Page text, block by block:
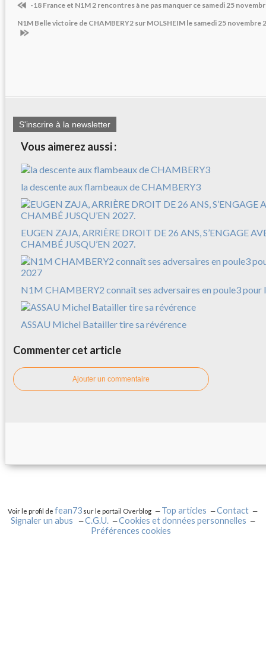
-18 France et N1M 2 rencontres à ne pas manquer ce samedi 25
N1M Belle victoire de CHAMBERY2 sur MOLSHEIM le samedi 25 novembre
S'inscrire à la newsletter
Vous aimerez aussi :
la descente aux flambeaux de CHAMBERY3
EUGEN ZAJA, ARRIÈRE DROIT DE 26 ANS, S’ENGAGE
CHAMBÉ JUSQU’EN 2027.
N1M CHAMBERY2 connaît ses adversaires en poule3 pour
ASSAU Michel Batailler tire sa révérence
Commenter cet article
Ajouter un commentaire
Voir le profil defean73 sur le portail Overblog Top articles
Contact
Signaler un abus
C.G.U.
Cookies et données personnelles
Préférences cookies